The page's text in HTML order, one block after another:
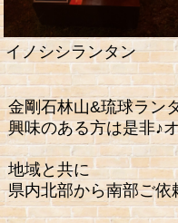
イノシシランタン
金剛石林山&琉球ラン
興味のある方は是非♪
地域と共に
県内北部から南部ご依